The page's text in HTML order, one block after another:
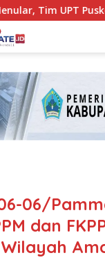
UPT
06/
dan